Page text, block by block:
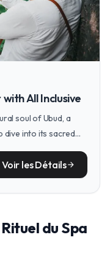
All Inclusive
soul of Ubud, a
dive into its sacred
heritage, allowing you
Voir les Détailsarrow_forward
du Spa